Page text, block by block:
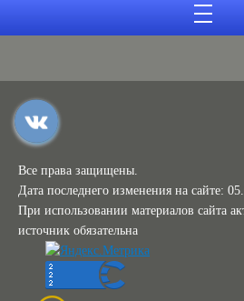
Все права защищены.
Дата последнего изменения на сайте:
При использовании материалов сайта
источник обязательна